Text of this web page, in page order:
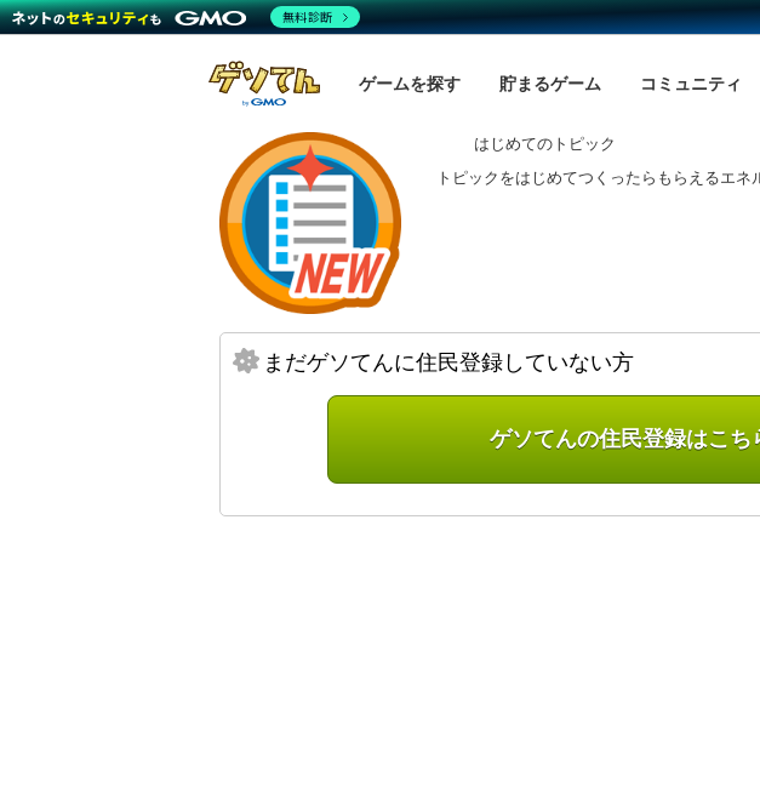
ゲームを探す 貯まるゲーム コミュニティ
はじめてのトピック
トピックをはじめてつくったらもらえるエネ
まだゲソてんに住民登録していない方
ゲソてんの住民登録はこち
無料診断